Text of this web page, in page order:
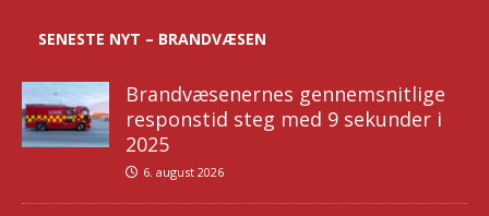
SENESTE NYT – BRANDVÆSEN
Brandvæsenernes gennemsnitlige
responstid steg med 9 sekunder i
2025
6. august 2026